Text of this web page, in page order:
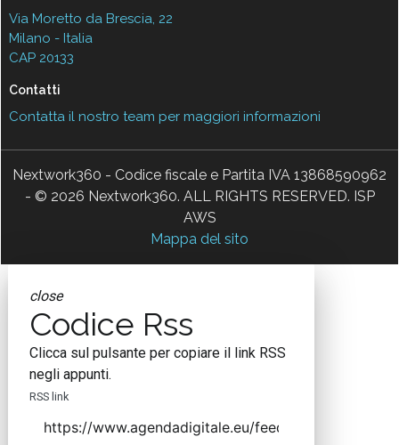
Via Moretto da Brescia, 22
Milano - Italia
CAP 20133
Contatti
Contatta il nostro team per maggiori informazioni
Nextwork360 - Codice fiscale e Partita IVA 13868590962
- © 2026 Nextwork360. ALL RIGHTS RESERVED. ISP
AWS
Mappa del sito
close
Codice Rss
Clicca sul pulsante per copiare il link RSS
negli appunti.
RSS link